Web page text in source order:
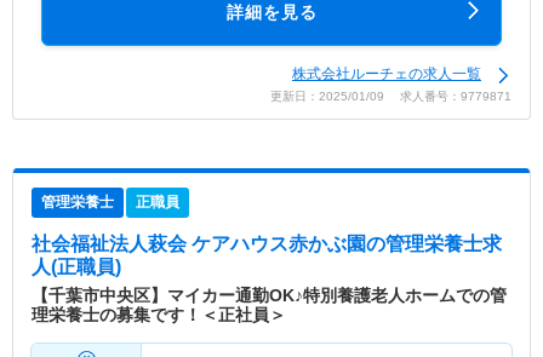
詳細を見る
株式会社ルーチェの求人一覧
更新日：2025/01/09 求人番号：9779871
管理栄養士 正職員
社会福祉法人萩会 ケアハウス赤かぶ園の管理栄養士求
人(正職員)
【千葉市中央区】マイカー通勤OK♪特別養護老人ホームでの管
理栄養士の募集です！＜正社員＞